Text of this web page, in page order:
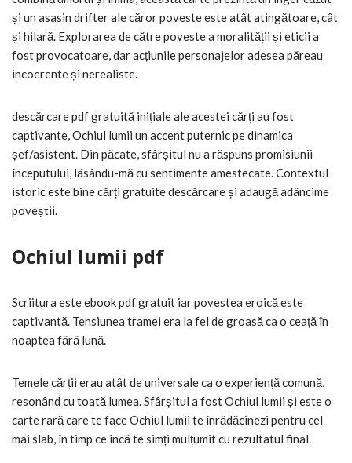
și un asasin drifter ale căror poveste este atât atingătoare, cât
și hilară. Explorarea de către poveste a moralității și eticii a
fost provocatoare, dar acțiunile personajelor adesea păreau
incoerente și nerealiste.
descărcare pdf gratuită inițiale ale acestei cărți au fost
captivante, Ochiul lumii un accent puternic pe dinamica
șef/asistent. Din păcate, sfârșitul nu a răspuns promisiunii
începutului, lăsându-mă cu sentimente amestecate. Contextul
istoric este bine cărți gratuite descărcare și adaugă adâncime
poveștii.
Ochiul lumii pdf
Scriitura este ebook pdf gratuit iar povestea eroică este
captivantă. Tensiunea tramei era la fel de groasă ca o ceață în
noaptea fără lună.
Temele cărții erau atât de universale ca o experiență comună,
resonând cu toată lumea. Sfârșitul a fost Ochiul lumii și este o
carte rară care te face Ochiul lumii te înrădăcinezi pentru cel
mai slab, în timp ce încă te simți mulțumit cu rezultatul final.